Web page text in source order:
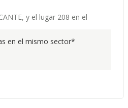
y el lugar 208 en el
en el mismo sector*